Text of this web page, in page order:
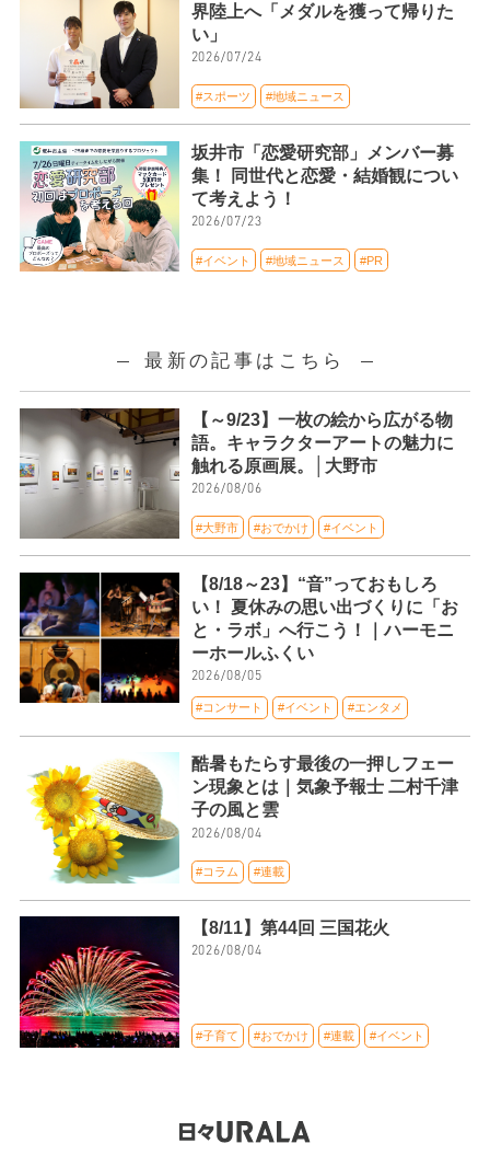
界陸上へ「メダルを獲って帰りた
い」
2026/07/24
#スポーツ #地域ニュース
坂井市「恋愛研究部」メンバー募
集！ 同世代と恋愛・結婚観につい
て考えよう！
2026/07/23
#イベント #地域ニュース #PR
最新の記事はこちら
【～9/23】一枚の絵から広がる物
語。キャラクターアートの魅力に
触れる原画展。│大野市
2026/08/06
#大野市 #おでかけ #イベント
【8/18～23】“音”っておもしろ
い！ 夏休みの思い出づくりに「お
と・ラボ」へ行こう！｜ハーモニ
ーホールふくい
2026/08/05
#コンサート #イベント #エンタメ
酷暑もたらす最後の一押しフェー
ン現象とは｜気象予報士 二村千津
子の風と雲
2026/08/04
#コラム #連載
【8/11】第44回 三国花火
2026/08/04
#子育て #おでかけ #連載 #イベント